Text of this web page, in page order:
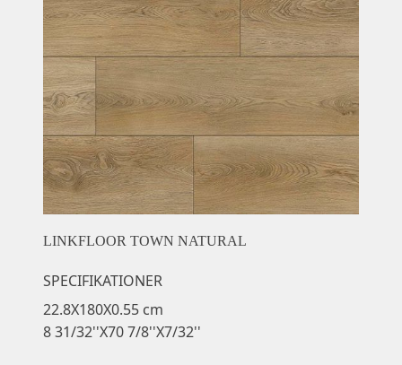
LINKFLOOR TOWN NATURAL
SPECIFIKATIONER
22.8X180X0.55 cm
8 31/32''X70 7/8''X7/32''